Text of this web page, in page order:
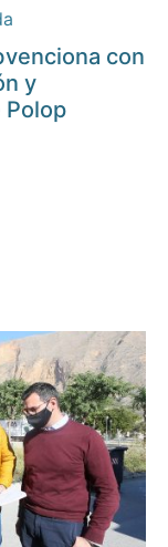
con
y
Polop